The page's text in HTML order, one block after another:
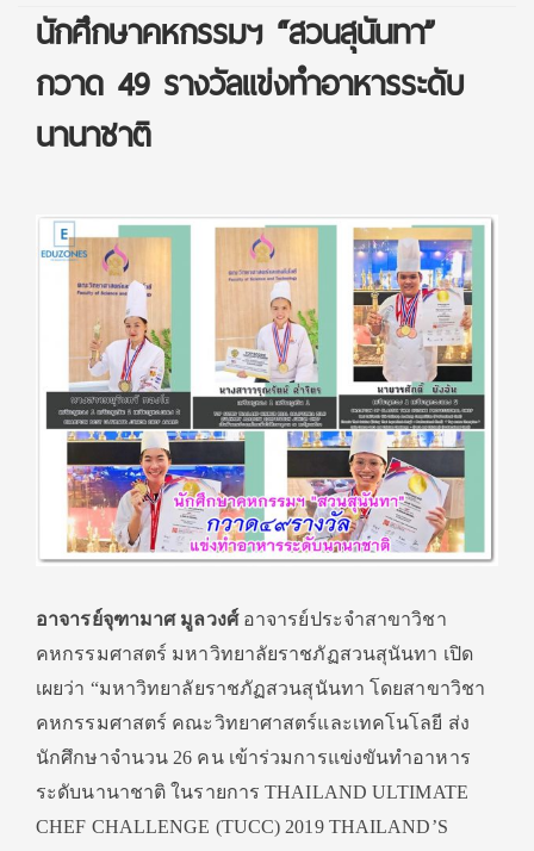
นักศึกษาคหกรรมฯ “สวนสุนันทา”
กวาด 49 รางวัลแข่งทำอาหารระดับ
นานาชาติ
อาจารย์จุฑามาศ มูลวงศ์อาจารย์ประจำสาขาวิชา
คหกรรมศาสตร์ มหาวิทยาลัยราชภัฏสวนสุนันทา เปิด
เผยว่า “มหาวิทยาลัยราชภัฏสวนสุนันทา โดยสาขาวิชา
คหกรรมศาสตร์ คณะวิทยาศาสตร์และเทคโนโลยี ส่ง
นักศึกษาจำนวน 26 คน เข้าร่วมการแข่งขันทำอาหาร
ระดับนานาชาติ ในรายการ THAILAND ULTIMATE
CHEF CHALLENGE (TUCC) 2019 THAILAND’S